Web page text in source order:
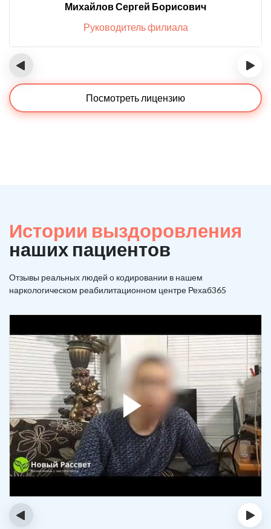
Михайлов Сергей Борисович
Руководитель филиала
‹ ›
Посмотреть лицензию
Истории выздоровления
наших пациентов
Отзывы реальных людей о кодировании в нашем
наркологическом реабилитационном центре Рехаб365
‹ ›